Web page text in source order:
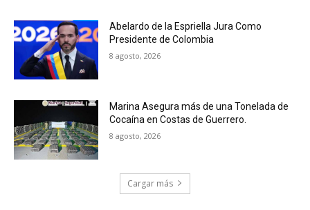
Abelardo de la Espriella Jura Como
Presidente de Colombia
8 agosto, 2026
Marina Asegura más de una Tonelada de
Cocaína en Costas de Guerrero.
8 agosto, 2026
Cargar más